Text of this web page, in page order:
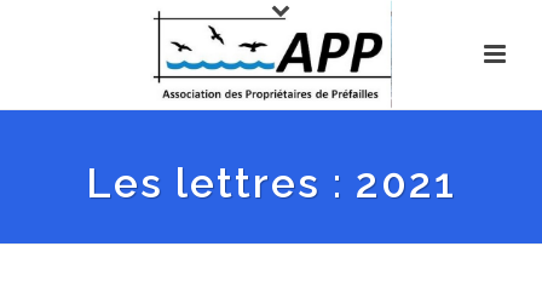
Les lettres : 2021